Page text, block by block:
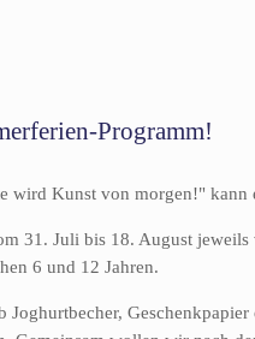
Programm!
Kunst von morgen!"
31. Juli bis 18. August
6 und 12 Jahren.